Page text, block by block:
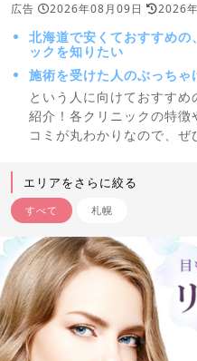
広告 2026年08月09日 2026
北海道で安くておすすめ
ックを知りたい
施術を受けた人のぶっちゃ
という人に向けておすす
紹介！各クリニックの特徴
コミが丸わかりなので、ぜ
エリアをさらに絞る
すべて 札幌